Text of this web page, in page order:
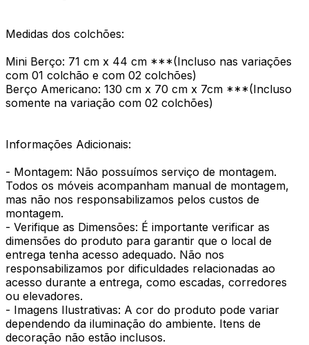
Medidas dos colchões:
Mini Berço: 71 cm x 44 cm ***(Incluso nas variações
com 01 colchão e com 02 colchões)
Berço Americano: 130 cm x 70 cm x 7cm ***(Incluso
somente na variação com 02 colchões)
Informações Adicionais:
- Montagem: Não possuímos serviço de montagem.
Todos os móveis acompanham manual de montagem,
mas não nos responsabilizamos pelos custos de
montagem.
- Verifique as Dimensões: É importante verificar as
dimensões do produto para garantir que o local de
entrega tenha acesso adequado. Não nos
responsabilizamos por dificuldades relacionadas ao
acesso durante a entrega, como escadas, corredores
ou elevadores.
- Imagens Ilustrativas: A cor do produto pode variar
dependendo da iluminação do ambiente. Itens de
decoração não estão inclusos.